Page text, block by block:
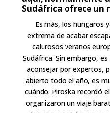
Sudáfrica ofrece un
Es más, los hungaros
extrema de acabar
calurosos veranos
Sudáfrica. Sin embargo,
aconsejar por expertos,
abierto todo el año, es
cuándo. Piroska recordó
organizaron un viaje